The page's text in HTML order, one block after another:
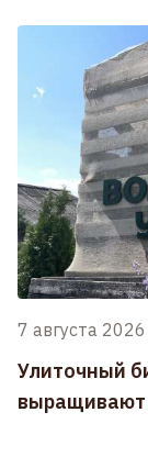
7 августа 2026
Улиточный
выращивают